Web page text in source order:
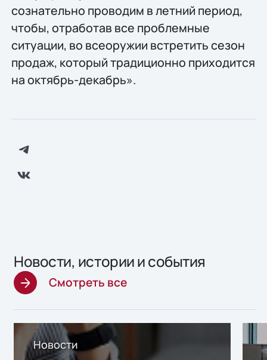
сознательно проводим в летний период,
чтобы, отработав все проблемные
ситуации, во всеоружии встретить сезон
продаж, который традиционно приходится
на октябрь-декабрь».
Новости, истории и события
Смотреть все
Новости